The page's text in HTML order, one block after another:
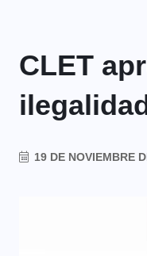
CLET
19 DE NOVIEMBRE